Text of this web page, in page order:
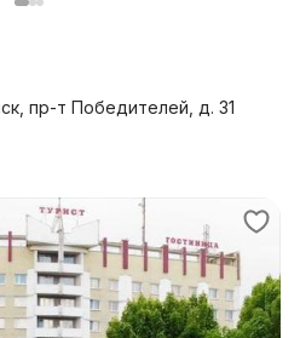
пр-т Победителей, д. 31